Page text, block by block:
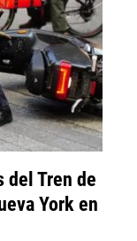
del Tren de
York en